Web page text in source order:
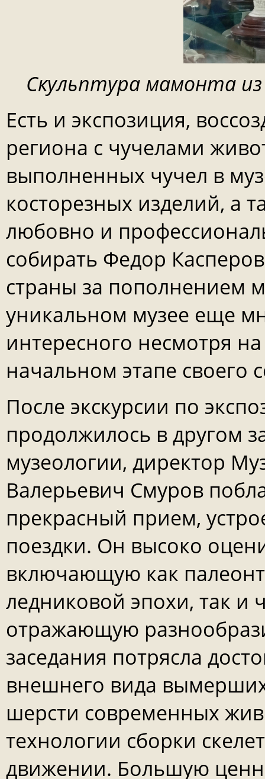
Скульптура мамонта из
Есть и экспозиция,
региона с чучелами
выполненных чучел в
косторезных изделий, а
любовно и
собирать Федор
страны за пополнением
уникальном музее еще
интересного несмотря
начальном этапе своего
После экскурсии по
продолжилось в другом
музеологии, директор
Валерьевич Смуров
прекрасный прием,
поездки. Он высоко
включающую как
ледниковой эпохи, так
отражающую
заседания потрясла
внешнего вида
шерсти современных
технологии сборки
движении. Большую